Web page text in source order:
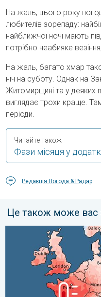
На жаль, цього року
любителів зорепаду:
найближчої ночі мають
потрібно неабияке
На жаль, багато хмар
ніч на суботу. Однак на
Житомирщині та у деяких
виглядає трохи краще.
періоди.
Фази місяця у
Читайте також
Редакція Погода & Радар
Це також може вас
Значні контрасти